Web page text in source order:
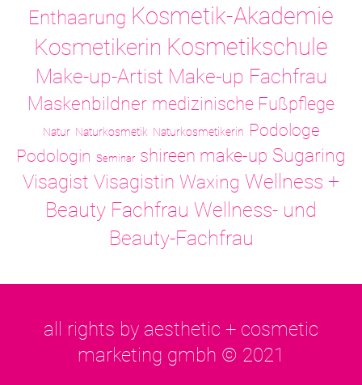
Enthaarung Kosmetik-Akademie
Kosmetikerin Kosmetikschule
Make-up-Artist Make-up Fachfrau
Maskenbildner medizinische Fußpflege
Natur Naturkosmetik Naturkosmetikerin Podologe
Podologin Seminar shireen make-up Sugaring
Visagist Visagistin Waxing Wellness +
Beauty Fachfrau Wellness- und
Beauty-Fachfrau
all rights by aesthetic + cosmetic
marketing gmbh © 2021